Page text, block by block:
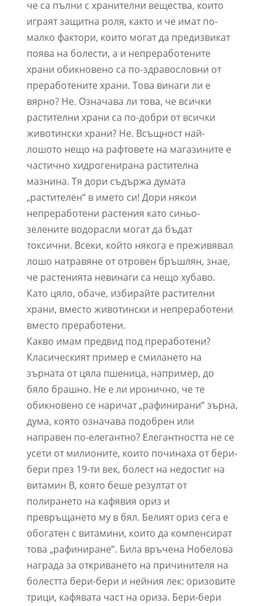
че са пълни с хранителни вещества, които
играят защитна роля, както и че имат по-
малко фактори, които могат да предизвикат
поява на болести, а и непреработените
храни обикновено са по-здравословни от
преработените храни. Това винаги ли е
вярно? Не. Означава ли това, че всички
растителни храни са по-добри от всички
животински храни? Не. Всъщност най-
лошото нещо на рафтовете на магазините е
частично хидрогенирана растителна
мазнина. Тя дори съдържа думата
„растителен“ в името си! Дори някои
непреработени растения като синьо-
зелените водорасли могат да бъдат
токсични. Всеки, който някога е преживявал
лошо натравяне от отровен бръшлян, знае,
че растенията невинаги са нещо хубаво.
Като цяло, обаче, избирайте растителни
храни, вместо животински и непреработени
вместо преработени.
Какво имам предвид под преработени?
Класическият пример е смилането на
зърната от цяла пшеница, например, до
бяло брашно. Не е ли иронично, че те
обикновено се наричат „рафинирани“ зърна,
дума, която означава подобрен или
направен по-елегантно? Елегантността не се
усети от милионите, които починаха от бери-
бери през 19-ти век, болест на недостиг на
витамин B, която беше резултат от
полирането на кафявия ориз и
превръщането му в бял. Белият ориз сега е
обогатен с витамини, които да компенсират
това „рафиниране“. Била връчена Нобелова
награда за откриването на причинителя на
болестта бери-бери и нейния лек: оризовите
трици, кафявата част на ориза. Бери-бери